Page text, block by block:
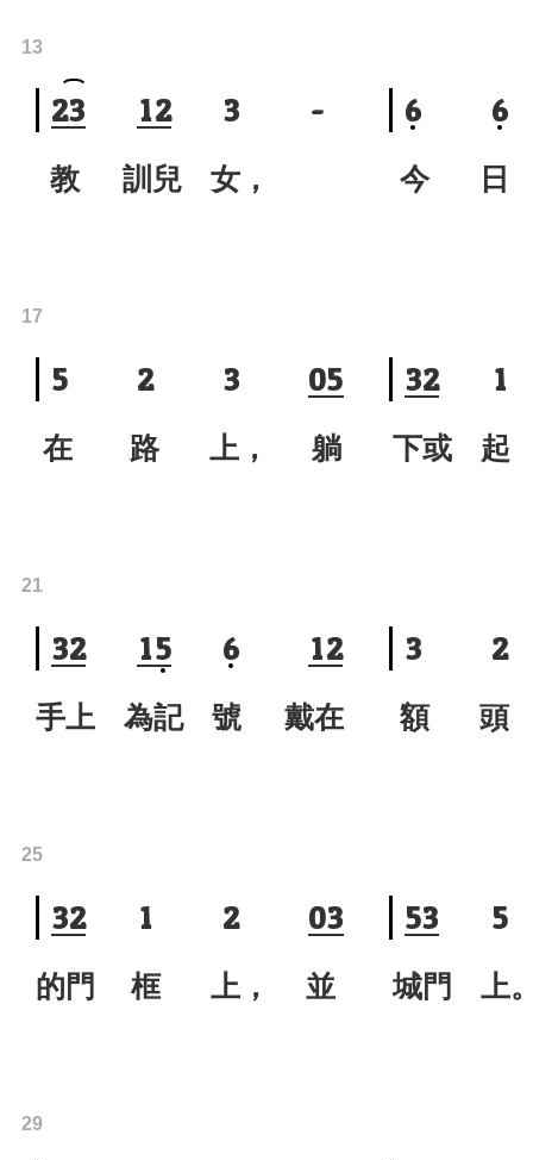
23 12 3 -
13
教 訓兒 女，
6 6
今 日
5 2 3 05
17
在 路 上， 躺
32 1
下或
32 15 6 12
21
手上 為記 號 戴在
3 2
額 頭
32 1 2 03
25
的門 框 上， 並
53 5
城門
29